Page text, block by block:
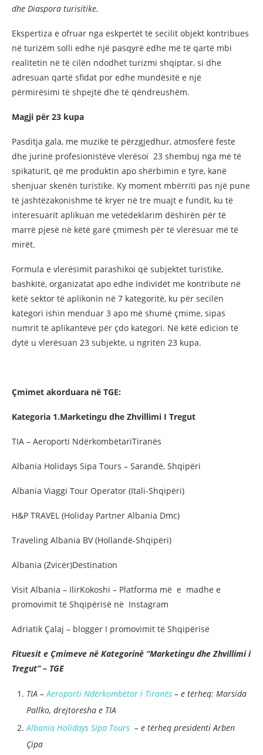
dhe Diaspora turisitike.
Ekspertiza e ofruar nga eskpertët të secilit objekt kontribues
në turizëm solli edhe një pasqyrë edhe më të qartë mbi
realitetin në të cilën ndodhet turizmi shqiptar, si dhe
adresuan qartë sfidat por edhe mundësitë e një
përmirësimi të shpejtë dhe të qëndreushëm.
Magji për 23 kupa
Pasditja gala, me muzikë të përzgjedhur, atmosferë feste
dhe jurinë profesionistëve vlerësoi 23 shembuj nga më të
spikaturit, që me produktin apo shërbimin e tyre, kanë
shenjuar skenën turistike. Ky moment mbërriti pas një pune
të jashtëzakonishme të kryer në tre muajt e fundit, ku të
interesuarit aplikuan me vetëdeklarim dëshirën për të
marrë pjesë në këtë garë çmimesh për të vlerësuar më të
mirët.
Formula e vlerësimit parashikoi që subjektet turistike,
bashkitë, organizatat apo edhe individët me kontribute në
këtë sektor të aplikonin në 7 kategoritë, ku për secilën
kategori ishin menduar 3 apo më shumë çmime, sipas
numrit të aplikantëve për çdo kategori. Në këtë edicion të
dytë u vlerësuan 23 subjekte, u ngritën 23 kupa.
Çmimet akorduara në TGE:
Kategoria 1.Marketingu dhe Zhvillimi I Tregut
TIA – Aeroporti NdërkombëtariTiranës
Albania Holidays Sipa Tours – Sarandë, Shqipëri
Albania Viaggi Tour Operator (Itali-Shqipëri)
H&P TRAVEL (Holiday Partner Albania Dmc)
Traveling Albania BV (Hollandë-Shqipëri)
Albania (Zvicër)Destination
Visit Albania – IlirKokoshi – Platforma më e madhe e
promovimit të Shqipërisë në Instagram
Adriatik Çalaj – blogger I promovimit të Shqipërisë
Fituesit e Çmimeve në Kategorinë “Marketingu dhe Zhvillimi i
Tregut” – TGE
TIA – Aeroporti Ndërkombëtar i Tiranës – e tërheq: Marsida
Pallko, drejtoresha e TIA
Albania Holidays Sipa Tours – e tërheq presidenti Arben
Çipa